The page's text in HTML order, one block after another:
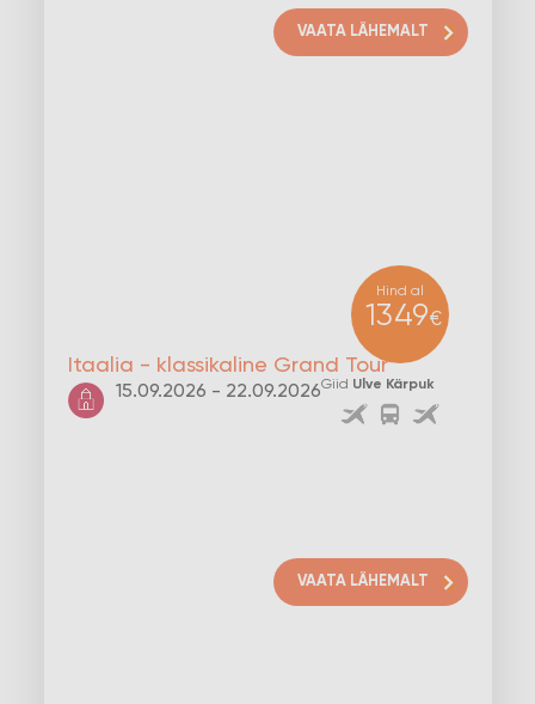
VAATA LÄHEMALT
Hind al
1349€
Itaalia - klassikaline Grand Tour
15.09.2026 - 22.09.2026Giid Ulve Kärpuk
VAATA LÄHEMALT